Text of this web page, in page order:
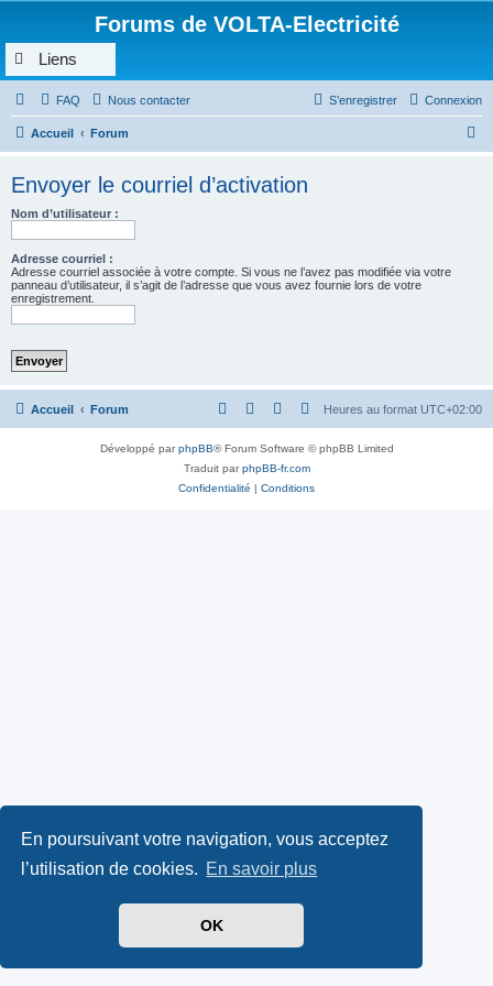
En poursuivant votre navigation, vous acceptez
l’utilisation de cookies. En savoir plus
OK
Forums de VOLTA-Electricité
Liens
FAQ Nous contacter Connexion
S’enregistrer
Accueil Forum
Envoyer le courriel d’activation
Nom d’utilisateur :
Adresse courriel :
Adresse courriel associée à votre compte. Si vous ne l’avez pas modifiée via votre
panneau d’utilisateur, il s’agit de l’adresse que vous avez fournie lors de votre
enregistrement.
Accueil Forum Heures au format UTC+02:00
Développé parphpBB® Forum Software © phpBB Limited
Traduit parphpBB-fr.com
Confidentialité | Conditions